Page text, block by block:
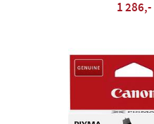
1 286,-